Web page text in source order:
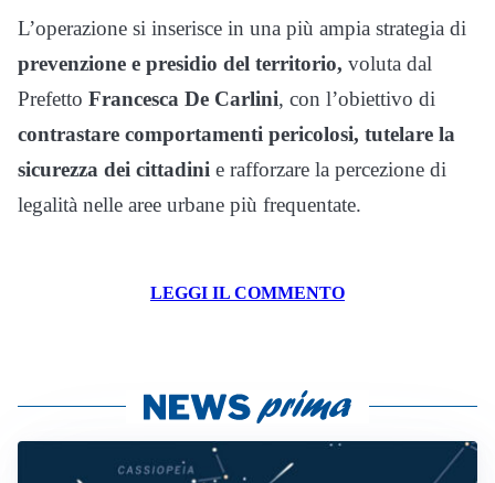
L’operazione si inserisce in una più ampia strategia di
prevenzione e presidio del territorio, voluta dal
Prefetto Francesca De Carlini, con l’obiettivo di
contrastare comportamenti pericolosi, tutelare la
sicurezza dei cittadini e rafforzare la percezione di
legalità nelle aree urbane più frequentate.
LEGGI IL COMMENTO